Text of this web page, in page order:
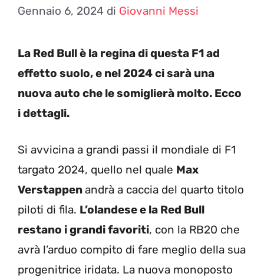
Gennaio 6, 2024 di Giovanni Messi
La Red Bull è la regina di questa F1 ad
effetto suolo, e nel 2024 ci sarà una
nuova auto che le somiglierà molto. Ecco
i dettagli.
Si avvicina a grandi passi il mondiale di F1
targato 2024, quello nel quale Max
Verstappenandrà a caccia del quarto titolo
piloti di fila. L’olandese e la Red Bull
restano i grandi favoriti, con la RB20 che
avrà l’arduo compito di fare meglio della sua
progenitrice iridata. La nuova monoposto